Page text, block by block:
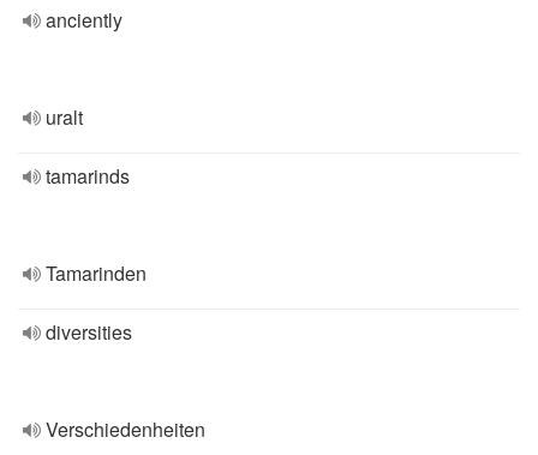
anciently
uralt
tamarinds
Tamarinden
diversities
Verschiedenheiten